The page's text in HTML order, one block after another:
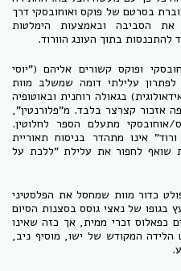
בסרטם של פוקס ואוחובסקי דרך
הסביבה ובאמצעות הימלטות
להתכנסות בתוך העונג הוורוד.
ופוקס קשורים אליהם ("יוסי
עלילתי דומה שמשלב מוות
בגאולה רוחנית ובאוטופיה
אזכור קצרצר בלבד. מ"פלורנטין",
אוחובסקי מתעלם הספר לחלוטין.
אינו מתהדר בניסוח תאוריית
שואף לחפור את עלילת "ללכת על
כדור מוות שמחסל את הפלסטיני
בגופו של נאצי גוסס בסצנות הסיום
כפאלוס זכרי ממית, אך כזה שאינו
הלידה המקודש של ישו, מוסיף ניב,